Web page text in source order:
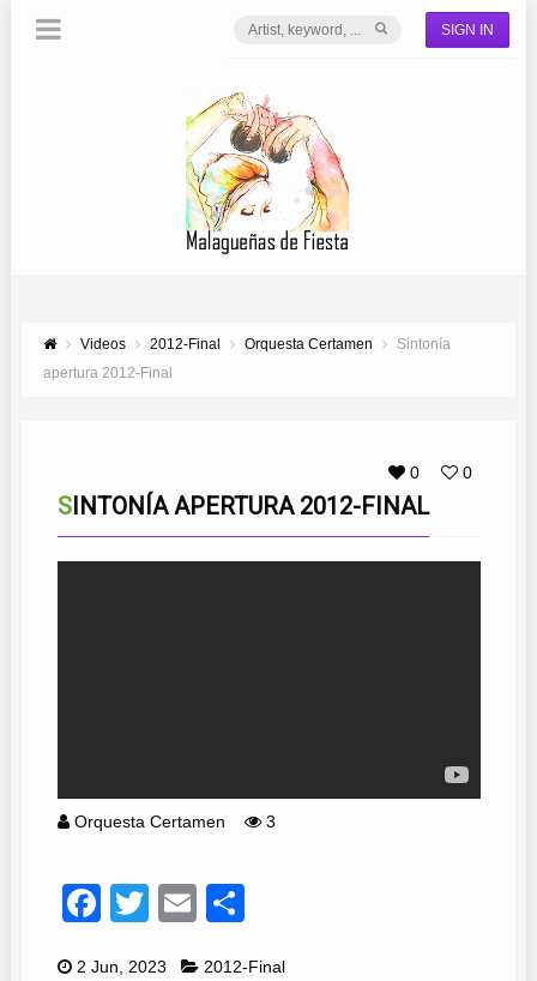
SIGN IN
Videos 2012-Final Orquesta Certamen
Sintonía
apertura 2012-Final
0 0
SINTONÍA APERTURA 2012-FINAL
Orquesta Certamen 3
Facebook
TwitterEmail
2 Jun, 2023 2012-Final